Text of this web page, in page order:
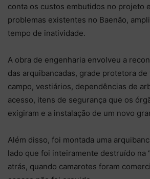
conta os custos embutidos no projeto
problemas existentes no Baenão,
tempo de inatividade.
A obra de engenharia envolveu a
das arquibancadas, grade protetora
campo, vestiários, dependências de
acesso, itens de segurança que os
exigiram e a instalação de um novo
Além disso, foi montada uma
lado que foi inteiramente destruído na
atrás, quando camarotes foram